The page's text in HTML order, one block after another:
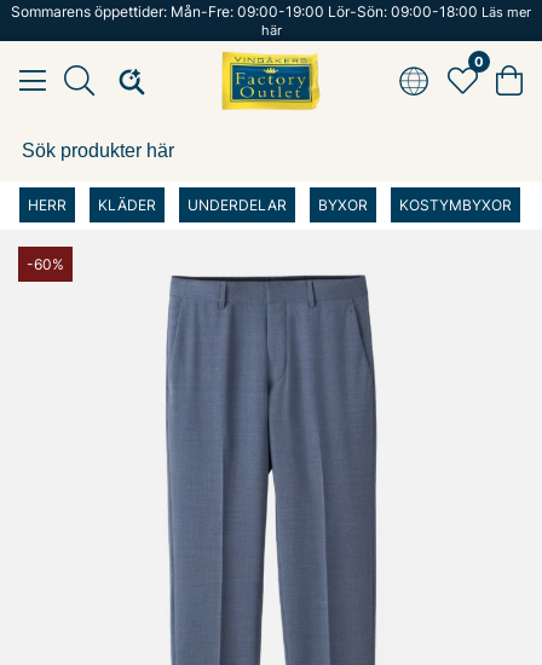
Sommarens öppettider: Mån-Fre: 09:00-19:00 Lör-Sön: 09:00-18:00 Läs mer
här
0
HERR KLÄDER UNDERDELAR BYXOR KOSTYMBYXOR
-60%